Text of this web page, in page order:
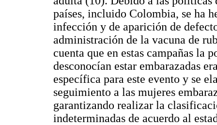
países, incluido Colombia, se ha
infección y de aparición de
administración de la vacuna de
cuenta que en estas campañas la
desconocían estar embarazadas
específica para este evento y se
seguimiento a las mujeres
garantizando realizar la
indeterminadas de acuerdo al